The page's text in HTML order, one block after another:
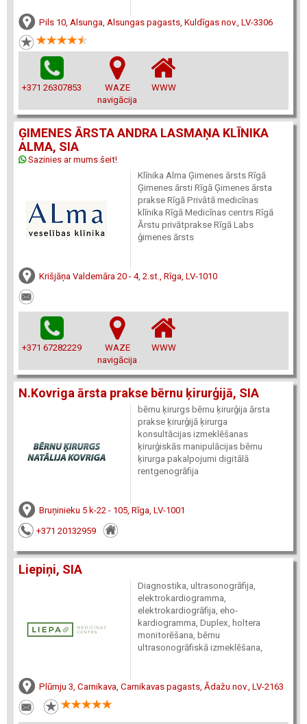
Pils 10, Alsunga, Alsungas pagasts, Kuldīgas nov., LV-3306
+371 26307853
WAZE
navigācija
WWW
ĢIMENES ĀRSTA ANDRA LASMAŅA KLĪNIKA
ALMA, SIA
Sazinies ar mums šeit!
Klīnika Alma Ģimenes ārsts Rīgā
Ģimenes ārsti Rīgā Ģimenes ārsta
prakse Rīgā Privātā medicīnas
klīnika Rīgā Medicīnas centrs Rīgā
Ārstu privātprakse Rīgā Labs
ģimenes ārsts
Krišjāņa Valdemāra 20 - 4, 2.st., Rīga, LV-1010
+371 67282229
WAZE
navigācija
WWW
N.Kovriga ārsta prakse bērnu ķirurģijā, SIA
bērnu ķirurgs bērnu ķirurģija ārsta
prakse ķirurģijā ķirurga
konsultācijas izmeklēšanas
ķirurģiskās manipulācijas bērnu
ķirurga pakalpojumi digitālā
rentgenogrāfija
Bruņinieku 5 k-22 - 105, Rīga, LV-1001
+371 20132959
Liepiņi, SIA
Diagnostika, ultrasonogrāfija,
elektrokardiogramma,
elektrokardiogrāfija, eho-
kardiogramma, Duplex, holtera
monitorēšana, bērnu
ultrasonogrāfiskā izmeklēšana,
Plūmju 3, Carnikava, Carnikavas pagasts, Ādažu nov., LV-2163